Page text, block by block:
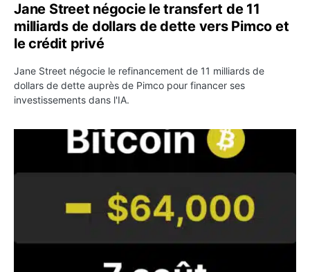
Jane Street négocie le transfert de 11
milliards de dollars de dette vers Pimco et
le crédit privé
Jane Street négocie le refinancement de 11 milliards de
dollars de dette auprès de Pimco pour financer ses
investissements dans l'IA.
Bitcoin stagne à 64 000 dollars pendant que les